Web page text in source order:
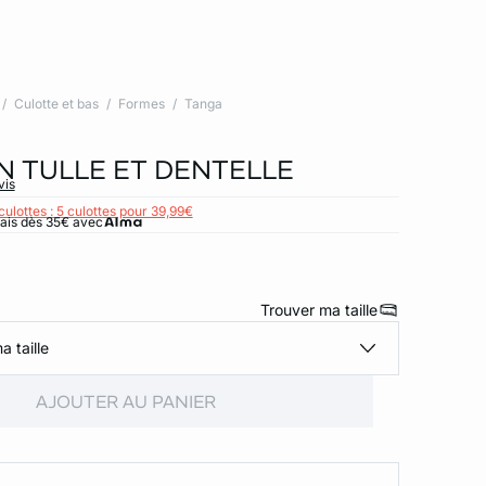
Culotte et bas Formes Tanga
TULLE ET DENTELLE
: 5 culottes pour 39,99€
dès 35€ avec
Trouver ma taille
taille
AJOUTER AU PANIER